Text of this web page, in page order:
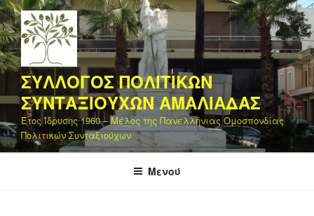
Μετάβαση
στο
περιεχόμενο
ΣΥΛΛΟΓΟΣ ΠΟΛΙΤΙΚΩΝ
ΣΥΝΤΑΞΙΟΥΧΩΝ ΑΜΑΛΙΑΔΑΣ
Έτος Ίδρυσης 1960 – Μέλος της Πανελλήνιας Ομοσπονδίας
Πολιτικών Συνταξιούχων
Μενού